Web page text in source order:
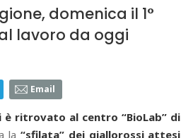
domenica il 1°
lavoro da oggi
Email
è ritrovato al centro “BioLab” di
la“sfilata” dei giallorossi attesi